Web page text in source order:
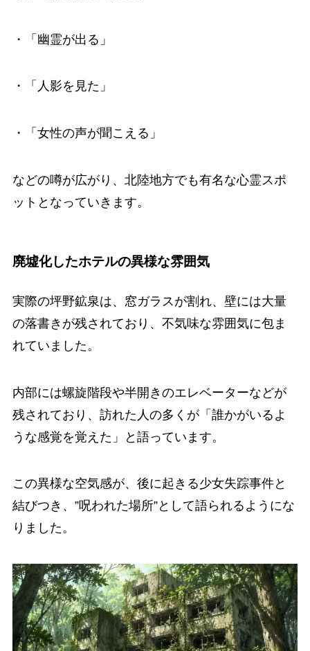
・「幽霊が出る」
・「人影を見た」
・「女性の声が聞こえる」
などの噂が広がり、北陸地方でも有名な心霊スポ
ットとなっていきます。
廃墟化したホテルの異様な雰囲気
実際の坪野鉱泉は、窓ガラスが割れ、壁には大量
の落書きが残されており、不気味な雰囲気に包ま
れていました。
内部には螺旋階段や半開きのエレベーターなどが
残されており、訪れた人の多くが「誰かがいるよ
うな感覚を覚えた」と語っています。
この異様な空気感が、後に起きる少女失踪事件と
結びつき、”呪われた場所”として語られるようにな
りました。